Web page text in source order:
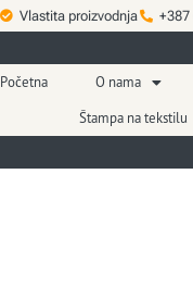
Vlastita proizvodnja +387
Početna O nama
Štampa na tekstilu